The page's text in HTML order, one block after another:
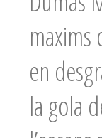
maxims
en
la gola